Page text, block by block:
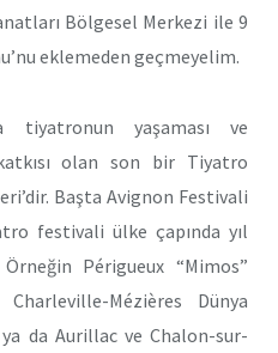
Bölgesel Merkezi ile 9
eklemeden geçmeyelim.
tiyatronun yaşaması ve
olan son bir Tiyatro
Başta Avignon Festivali
festivali ülke çapında yıl
Périgueux “Mimos”
Mézières Dünya
da Aurillac ve Chalon-sur-